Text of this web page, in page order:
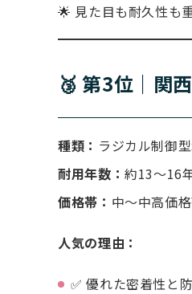
🌟 見た目も耐久性も
🥉 第3位｜関
種類： ラジカル制御
耐用年数：約13〜16
価格帯： 中〜中高価
人気の理由：
✅ 優れた密着性と